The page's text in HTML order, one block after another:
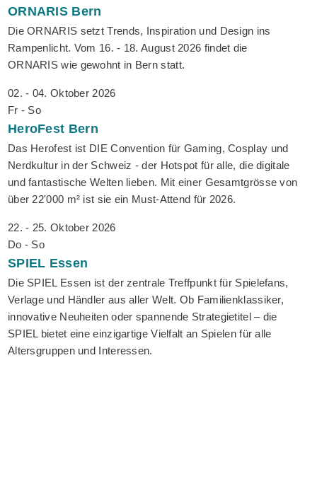
ORNARIS Bern
Die ORNARIS setzt Trends, Inspiration und Design ins
Rampenlicht. Vom 16. - 18. August 2026 findet die
ORNARIS wie gewohnt in Bern statt.
02. - 04. Oktober 2026
Fr - So
HeroFest Bern
Das Herofest ist DIE Convention für Gaming, Cosplay und
Nerdkultur in der Schweiz - der Hotspot für alle, die digitale
und fantastische Welten lieben. Mit einer Gesamtgrösse von
über 22'000 m² ist sie ein Must-Attend für 2026.
22. - 25. Oktober 2026
Do - So
SPIEL Essen
Die SPIEL Essen ist der zentrale Treffpunkt für Spielefans,
Verlage und Händler aus aller Welt. Ob Familienklassiker,
innovative Neuheiten oder spannende Strategietitel – die
SPIEL bietet eine einzigartige Vielfalt an Spielen für alle
Altersgruppen und Interessen.